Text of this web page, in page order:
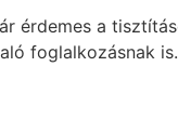
érdemes a
foglalkozásnak is.